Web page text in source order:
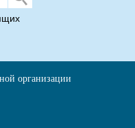
бюджетное
организации